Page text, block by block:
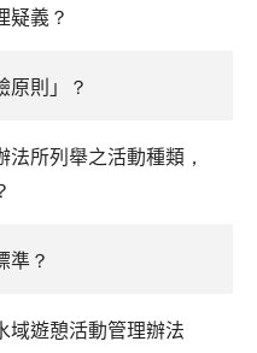
疑義？
原則」？
所列舉之活動種類，
準？
域遊憩活動管理辦法